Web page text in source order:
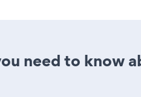
need to know